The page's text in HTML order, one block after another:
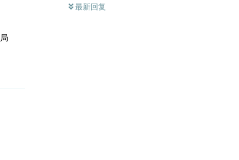
最新回复